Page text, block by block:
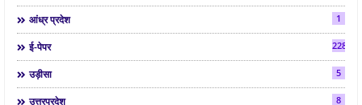
आंध्र प्रदेश 1
ई-पेपर 2286
उड़ीसा 5
उत्तरप्रदेश 8